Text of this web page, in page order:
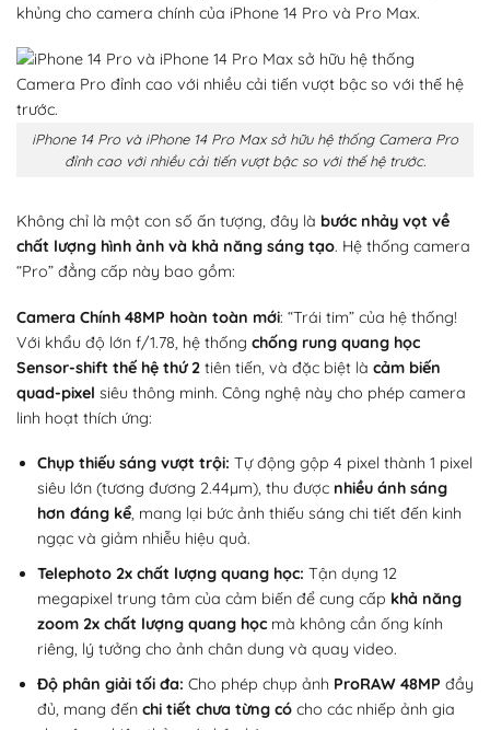
khủng cho camera chính của iPhone 14 Pro và Pro Max.
iPhone 14 Pro và iPhone 14 Pro Max sở hữu hệ thống Camera Pro
đỉnh cao với nhiều cải tiến vượt bậc so với thế hệ trước.
Không chỉ là một con số ấn tượng, đây là bước nhảy vọt về
chất lượng hình ảnh và khả năng sáng tạo. Hệ thống camera
“Pro” đẳng cấp này bao gồm:
Camera Chính 48MP hoàn toàn mới: “Trái tim” của hệ thống!
Với khẩu độ lớn f/1.78, hệ thống chống rung quang học
Sensor-shift thế hệ thứ 2 tiên tiến, và đặc biệt là cảm biến
quad-pixel siêu thông minh. Công nghệ này cho phép camera
linh hoạt thích ứng:
Chụp thiếu sáng vượt trội: Tự động gộp 4 pixel thành 1 pixel
siêu lớn (tương đương 2.44µm), thu được nhiều ánh sáng
hơn đáng kể, mang lại bức ảnh thiếu sáng chi tiết đến kinh
ngạc và giảm nhiễu hiệu quả.
Telephoto 2x chất lượng quang học: Tận dụng 12
megapixel trung tâm của cảm biến để cung cấp khả năng
zoom 2x chất lượng quang họcmà không cần ống kính
riêng, lý tưởng cho ảnh chân dung và quay video.
Độ phân giải tối đa: Cho phép chụp ảnh ProRAW 48MP đầy
đủ, mang đến chi tiết chưa từng cócho các nhiếp ảnh gia